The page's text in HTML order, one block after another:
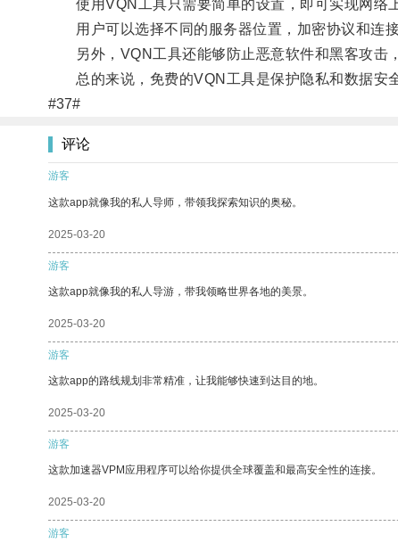
使用VQN工具只需要简单的设置，即可实现网络上
用户可以选择不同的服务器位置，加密协议和连接
另外，VQN工具还能够防止恶意软件和黑客攻击，
总的来说，免费的VQN工具是保护隐私和数据安全
#37#
评论
游客
这款app就像我的私人导师，带领我探索知识的奥秘。
2025-03-20
游客
这款app就像我的私人导游，带我领略世界各地的美景。
2025-03-20
游客
这款app的路线规划非常精准，让我能够快速到达目的地。
2025-03-20
游客
这款加速器VPM应用程序可以给你提供全球覆盖和最高安全性的连接。
2025-03-20
游客